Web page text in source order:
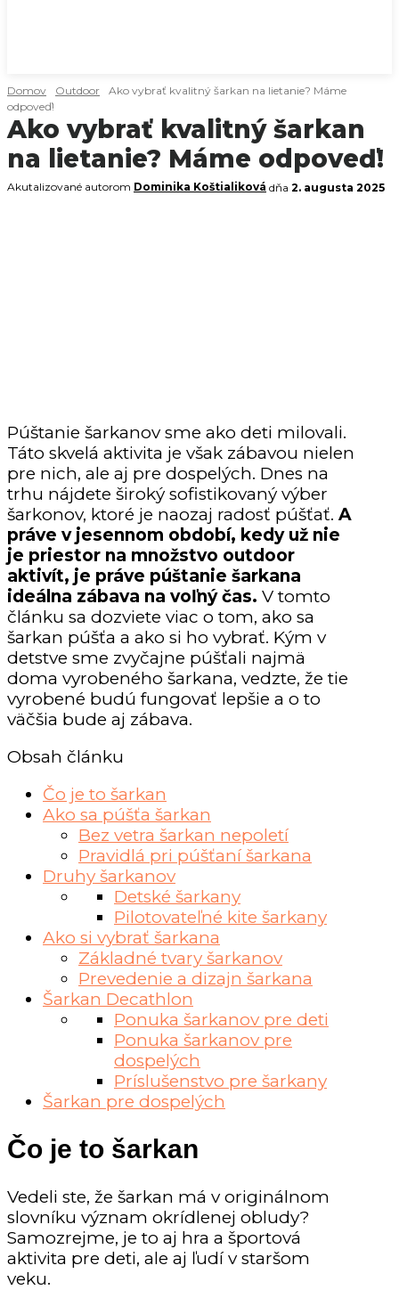
Domov Outdoor
Ako vybrať kvalitný šarkan na lietanie? Máme
odpoveď!
Ako vybrať kvalitný šarkan
na lietanie? Máme odpoveď!
Akutalizované autorom Dominika Koštialiková dňa 2. augusta 2025
Púštanie šarkanov sme ako deti milovali.
Táto skvelá aktivita je však zábavou nielen
pre nich, ale aj pre dospelých. Dnes na
trhu nájdete široký sofistikovaný výber
šarkonov, ktoré je naozaj radosť púšťať. A
práve v jesennom období, kedy už nie
je priestor na množstvo outdoor
aktivít, je práve púštanie šarkana
ideálna zábava na voľný čas. V tomto
článku sa dozviete viac o tom, ako sa
šarkan púšťa a ako si ho vybrať. Kým v
detstve sme zvyčajne púšťali najmä
doma vyrobeného šarkana, vedzte, že tie
vyrobené budú fungovať lepšie a o to
väčšia bude aj zábava.
Obsah článku
Čo je to šarkan
Ako sa púšťa šarkan
Bez vetra šarkan nepoletí
Pravidlá pri púšťaní šarkana
Druhy šarkanov
Detské šarkany
Pilotovateľné kite šarkany
Ako si vybrať šarkana
Základné tvary šarkanov
Prevedenie a dizajn šarkana
Šarkan Decathlon
Ponuka šarkanov pre deti
Ponuka šarkanov pre
dospelých
Príslušenstvo pre šarkany
Šarkan pre dospelých
Čo je to šarkan
Vedeli ste, že šarkan má v originálnom
slovníku význam okrídlenej obludy?
Samozrejme, je to aj hra a športová
aktivita pre deti, ale aj ľudí v staršom
veku.